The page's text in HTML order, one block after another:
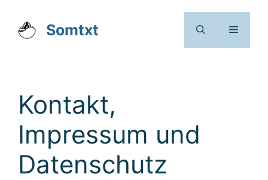
Inhalt
springen
Somtxt Menü
Kontakt,
Impressum und
Datenschutz